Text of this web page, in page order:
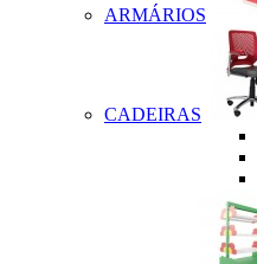
ARMÁRIOS
CADEIRAS